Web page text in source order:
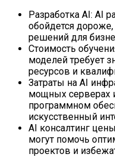
Разработка AI: AI
обойдется
решений для
Стоимость
моделей требует
ресурсов и
Затраты на AI
мощных серверах
программном
искусственный
AI консалтинг
могут помочь
проектов и